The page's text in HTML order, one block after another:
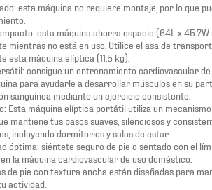
esta máquina no requiere montaje, por lo que
esta máquina ahorra espacio (64L x
mientras no está en uso. Utilice el asa de
esta máquina elíptica (11.5 kg).
consigue un entrenamiento cardiovascular de
para ayudarle a desarrollar músculos en su
sanguínea mediante un ejercicio consistente.
Esta máquina elíptica portátil utiliza un
mantiene tus pasos suaves, silenciosos y
incluyendo dormitorios y salas de estar.
óptima: siéntete seguro de pie o sentado con el
la máquina cardiovascular de uso doméstico.
de pie con textura ancha están diseñadas para
actividad.